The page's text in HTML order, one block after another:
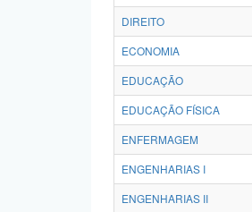
DIREITO
ECONOMIA
EDUCAÇÃO
EDUCAÇÃO FÍSICA
ENFERMAGEM
ENGENHARIAS I
ENGENHARIAS II